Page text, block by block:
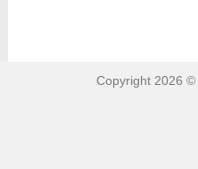
Copyright 2026 ©